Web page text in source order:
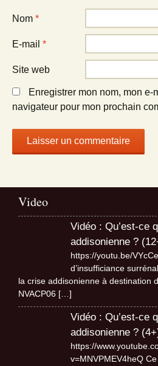
Nom *
E-mail *
Site web
Enregistrer mon nom, mon
navigateur pour mon prochain
Video
Vidéo : Qu’est-ce
addisonienne ?
https://youtu.be/
d’insufficiance
la crise addisonienne à destination
NVACP06 […]
Vidéo : Qu’est-ce
addisonienne ?
https://
v=MNVPMEV4heQ